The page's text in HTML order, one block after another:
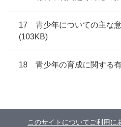
17 青少年についての主
(103KB)
18 青少年の育成に関する
このサイトについて ご利用に